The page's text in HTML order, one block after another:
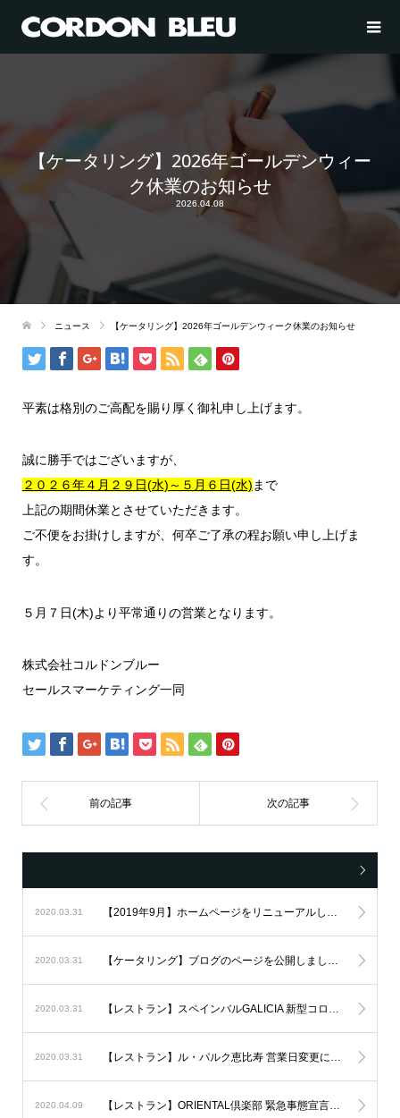
【ケータリング】2026年ゴールデンウィー
ク休業のお知らせ
2026.04.08
ニュース 【ケータリング】2026年ゴールデンウィーク休業のお知らせ
平素は格別のご高配を賜り厚く御礼申し上げます。
誠に勝手ではございますが、
２０２６年４月２９日(水)～５月６日(水)まで
上記の期間休業とさせていただきます。
ご不便をお掛けしますが、何卒ご了承の程お願い申し上げま
す。
５月７日(木)より平常通りの営業となります。
株式会社コルドンブルー
セールスマーケティング一同
2020.03.31 【2019年9月】ホームページをリニューアルしました。
2020.03.31 【ケータリング】ブログのページを公開しました。
2020.03.31 【レストラン】スペインバルGALICIA 新型コロナに伴う臨時休業について。
2020.03.31 【レストラン】ル・パルク恵比寿 営業日変更について。
2020.04.09 【レストラン】ORIENTAL倶楽部 緊急事態宣言に伴う臨時休業